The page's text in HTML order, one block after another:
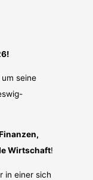
Wirtschaft!
in einer sich